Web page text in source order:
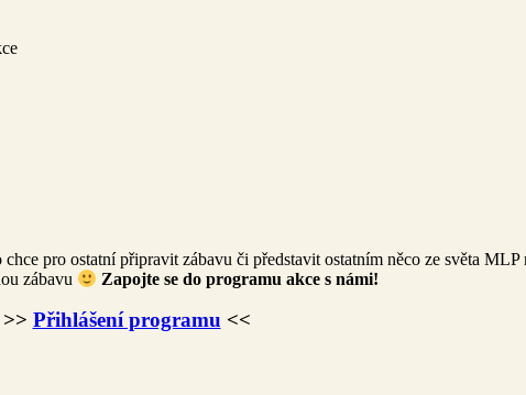
pro ostatní připravit zábavu či představit ostatním něco ze světa MLP
zábavu
Zapojte se do programu akce s námi!
>> Přihlášení programu <<